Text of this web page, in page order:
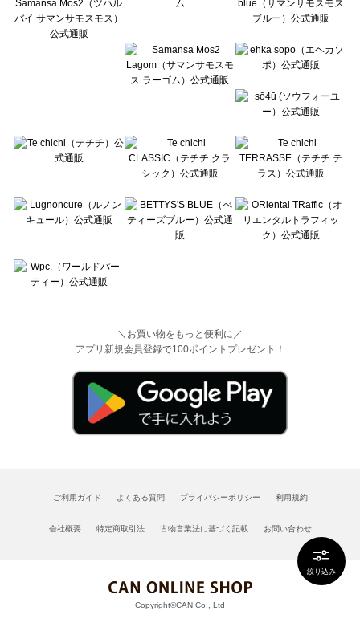
絞り込み
BETTY'S BLUE（べティーズブルー）のバッグ一覧
Wpc.（ワールドパーティー）のバッグ一覧
＼お買い物をもっと便利に／
アプリ新規会員登録で100ポイントプレゼント！
ご利用ガイド よくある質問 プライバシーポリシー 利用規約
会社概要 特定商取引法 古物営業法に基づく記載 お問い合わせ
Copyright©CAN Co., Ltd